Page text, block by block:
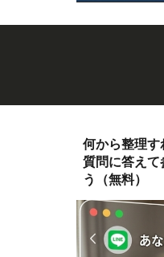
何から整理
質問に答えて
う（無料）